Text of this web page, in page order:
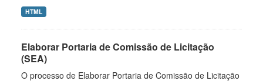
HTML
Elaborar Portaria de Comissão de Licitação
(SEA)
O processo de Elaborar Portaria de Comissão de Licitação